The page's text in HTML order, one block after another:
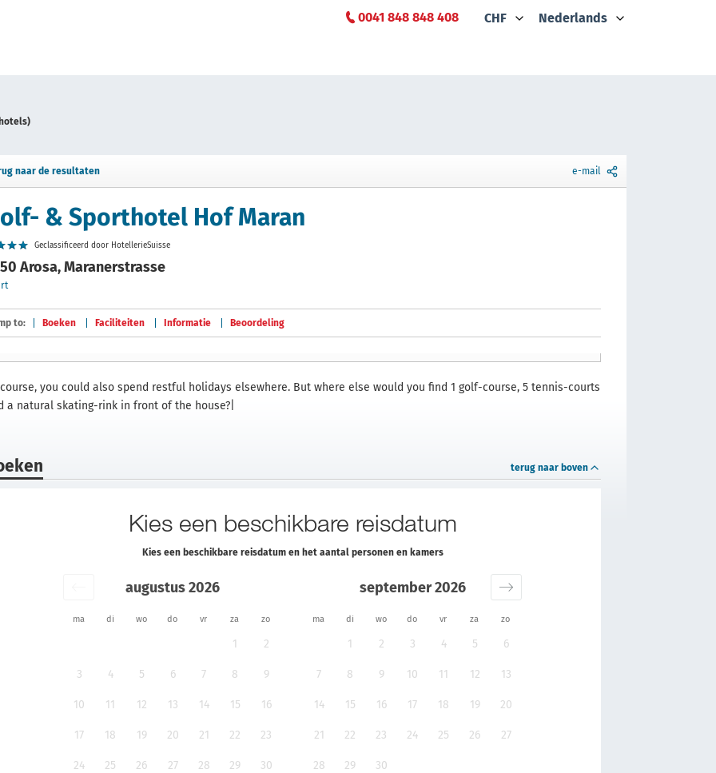
0041 848 848 408 CHF Nederlands
naar de resultaten e-mail
& Sporthotel Hof Maran
Geclassificeerd door HotellerieSuisse
Arosa, Maranerstrasse
to: Boeken Faciliteiten Informatie Beoordeling
you could also spend restful holidays elsewhere. But where else would you find 1 golf-course, 5 tennis-courts
a natural skating-rink in front of the house?|
terug naar boven
Kies een beschikbare reisdatum
Kies een beschikbare reisdatum en het aantal personen en kamers
ma di wo do vr za zo ma di wo do vr za zo
augustus 2026
1 2
3 4 5 6 7 8 9
10 11 12 13 14 15 16
17 18 19 20 21 22 23
24 25 26 27 28 29 30
september 2026
1 2 3 4 5 6
7 8 9 10 11 12 13
14 15 16 17 18 19 20
21 22 23 24 25 26 27
28 29 30